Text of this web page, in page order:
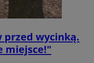
przed wycinką.
miejsce!"